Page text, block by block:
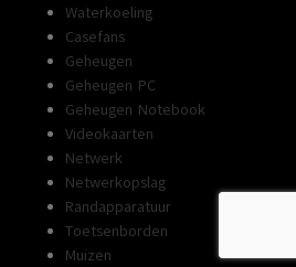
Waterkoeling
Casefans
Geheugen
Geheugen PC
Geheugen Notebook
Videokaarten
Netwerk
Netwerkopslag
Randapparatuur
Toetsenborden
Muizen